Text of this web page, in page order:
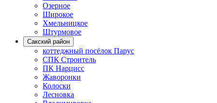
Озерное
Широкое
Хмельницкое
Штурмовое
Сакский район
коттеджный посёлок Парус
СПК Строитель
ПК Нарцисс
Жаворонки
Колоски
Лесновка